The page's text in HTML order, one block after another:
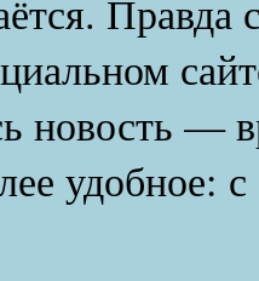
Правда
новость —
удобное: